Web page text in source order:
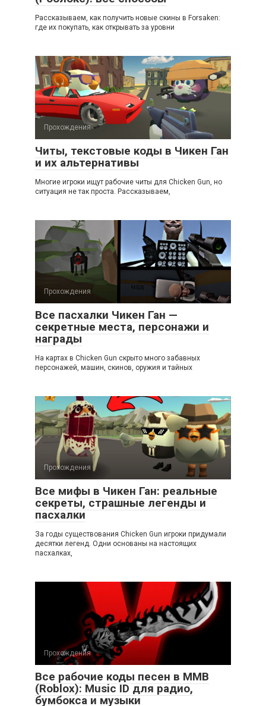
Рассказываем, как получить новые скины в Forsaken:
где их покупать, как открывать за уровни
Прохождения
Читы, текстовые коды в Чикен Ган
и их альтернативы
Многие игроки ищут рабочие читы для Chicken Gun, но
ситуация не так проста. Рассказываем,
Прохождения
Все пасхалки Чикен Ган —
секретные места, персонажи и
награды
На картах в Chicken Gun скрыто много забавных
персонажей, машин, скинов, оружия и тайных
Прохождения
Все мифы в Чикен Ган: реальные
секреты, страшные легенды и
пасхалки
За годы существования Chicken Gun игроки придумали
десятки легенд. Одни основаны на настоящих
пасхалках,
Прохождения
Все рабочие коды песен в ММВ
(Roblox): Music ID для радио,
бумбокса и музыки